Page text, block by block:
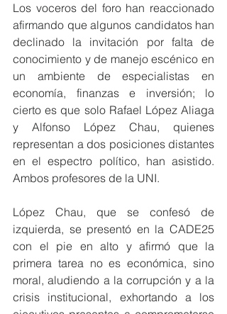
Los voceros del foro han reaccionado
afirmando que algunos candidatos han
declinado la invitación por falta de
conocimiento y de manejo escénico en
un ambiente de especialistas en
economía, finanzas e inversión; lo
cierto es que solo Rafael López Aliaga
y Alfonso López Chau, quienes
representan a dos posiciones distantes
en el espectro político, han asistido.
Ambos profesores de la UNI.
López Chau, que se confesó de
izquierda, se presentó en la CADE25
con el pie en alto y afirmó que la
primera tarea no es económica, sino
moral, aludiendo a la corrupción y a la
crisis institucional, exhortando a los